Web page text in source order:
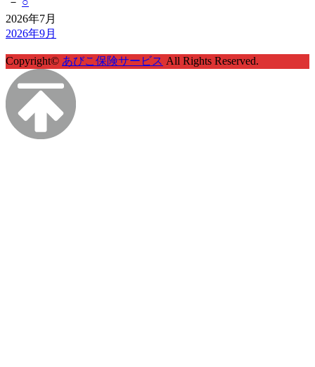
2026年7月
2026年9月
Copyright© あびこ保険サービス All Rights Reserved.